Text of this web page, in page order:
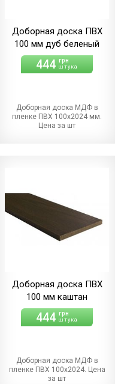
Доборная доска ПВХ
100 мм дуб беленый
444 грн
штука
Доборная доска МДФ в
пленке ПВХ 100х2024 мм.
Цена за шт
Доборная доска ПВХ
100 мм каштан
444 грн
штука
Доборная доска МДФ в
пленке ПВХ 100х2024. Цена
за шт